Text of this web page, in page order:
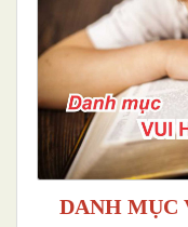
DANH MỤC